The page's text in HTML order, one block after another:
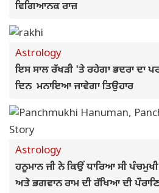
ਵਿਗਿਆਨਕ ਰਾਜ਼
Astrology
ਇਸ ਸਾਲ ਰੱਖੜੀ 'ਤੇ ਰਹੇਗਾ ਭਦਰਾ ਦਾ
ਦਿਨ ਮਨਾਇਆ ਜਾਵੇਗਾ ਤਿਉਹਾਰ
Astrology
ਹਨੂਮਾਨ ਜੀ ਨੇ ਕਿਉਂ ਧਾਰਿਆ ਸੀ
ਅਤੇ ਭਗਵਾਨ ਰਾਮ ਦੀ ਰੱਖਿਆ ਦੀ